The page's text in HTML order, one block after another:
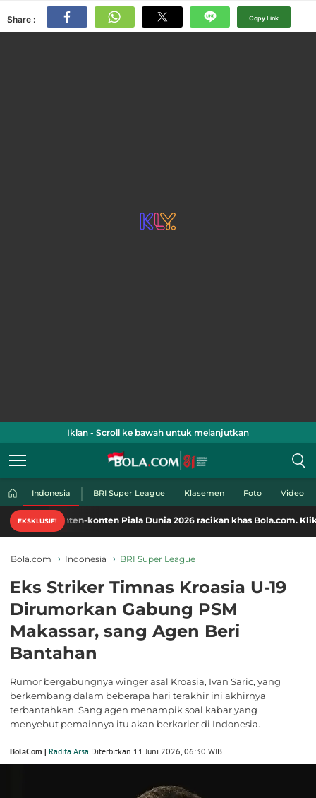
Share : Copy Link
Iklan - Scroll ke bawah untuk melanjutkan
Indonesia BRI Super League Klasemen Foto Video
EKSKLUSIF!
konten Piala Dunia 2026 racikan khas Bola.com. Klik di sini!
Bola.com Indonesia BRI Super League
Eks Striker Timnas Kroasia U-19
Dirumorkan Gabung PSM
Makassar, sang Agen Beri
Bantahan
Rumor bergabungnya winger asal Kroasia, Ivan Saric, yang
berkembang dalam beberapa hari terakhir ini akhirnya
terbantahkan. Sang agen menampik soal kabar yang
menyebut pemainnya itu akan berkarier di Indonesia.
BolaCom | Radifa Arsa Diterbitkan 11 Juni 2026, 06:30 WIB